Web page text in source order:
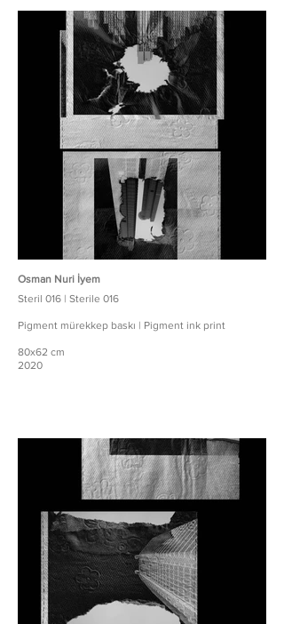
Osman Nuri İyem
Steril 016 | Sterile 016
Pigment mürekkep baskı | Pigment ink print
80x62 cm
2020